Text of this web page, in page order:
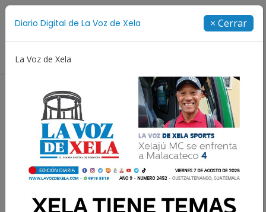
Diario Digital de La Voz de Xela × Cerrar
La Voz de Xela